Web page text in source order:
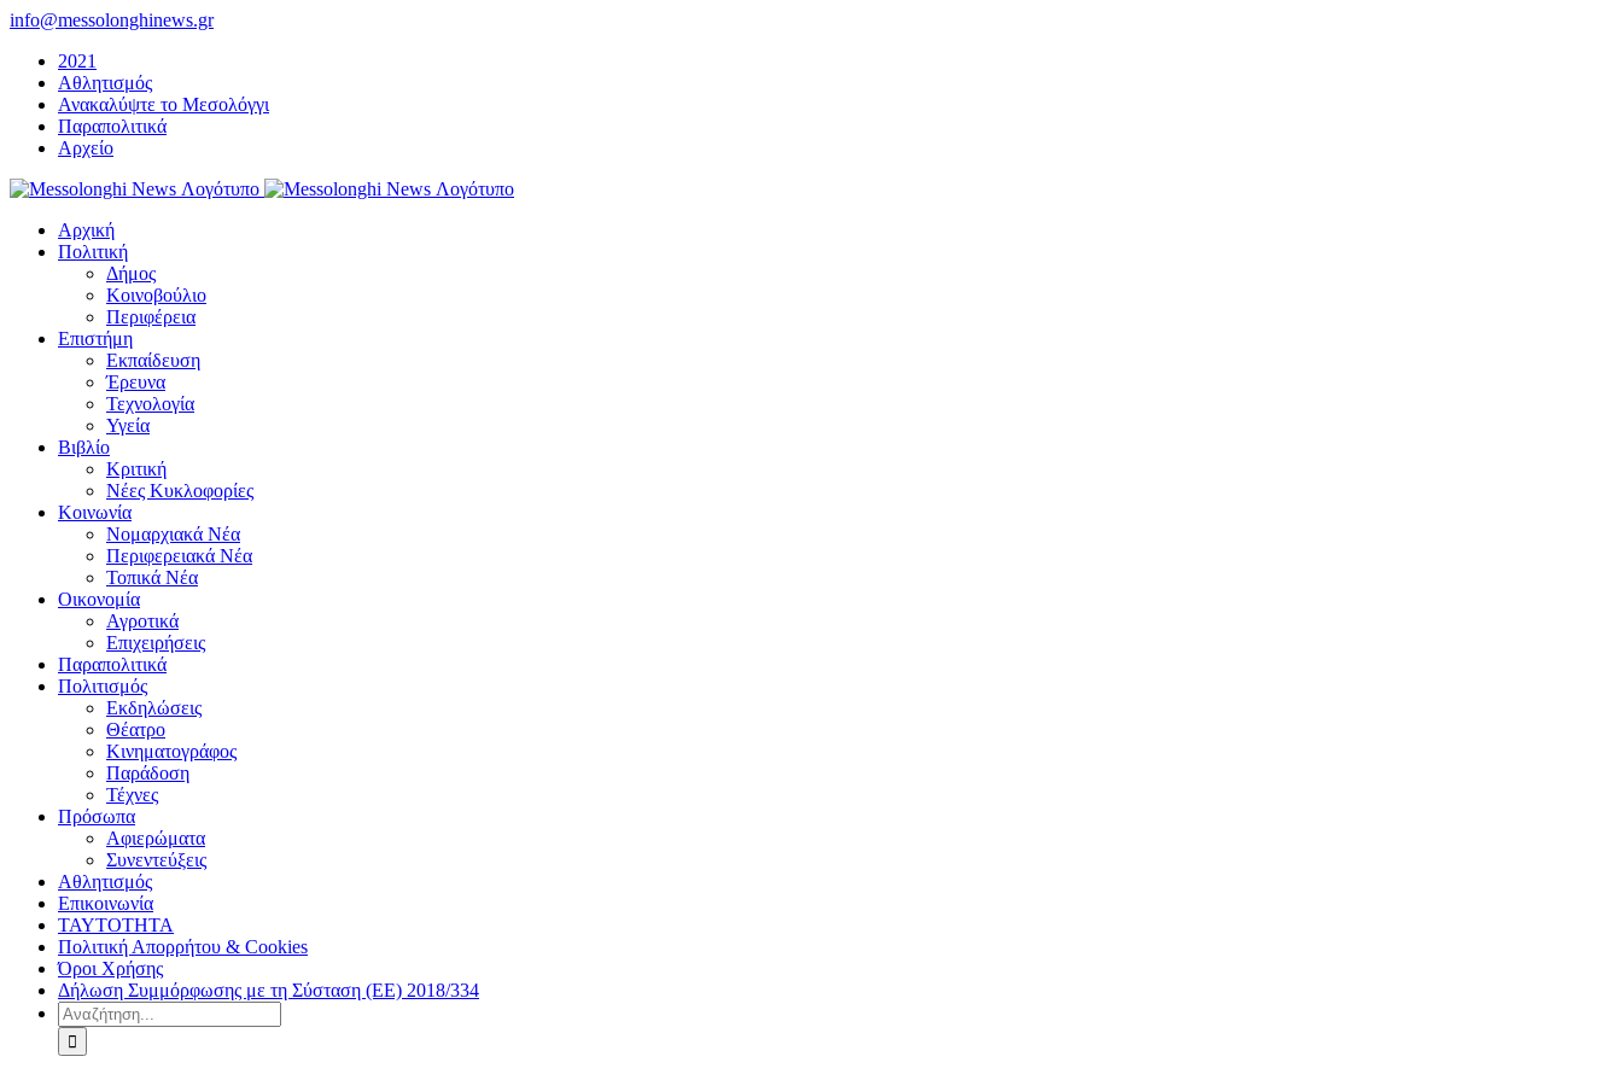
Μετάβαση
περιεχόμενο
info@messolonghinews.gr
2021
Αθλητισμός
Ανακαλύψτε το Μεσολόγγι
Παραπολιτικά
Αρχείο
Αρχική
Πολιτική
Δήμος
Κοινοβούλιο
Περιφέρεια
Επιστήμη
Εκπαίδευση
Έρευνα
Τεχνολογία
Υγεία
Βιβλίο
Κριτική
Νέες Κυκλοφορίες
Κοινωνία
Νομαρχιακά Νέα
Περιφερειακά Νέα
Τοπικά Νέα
Οικονομία
Αγροτικά
Επιχειρήσεις
Παραπολιτικά
Πολιτισμός
Εκδηλώσεις
Θέατρο
Κινηματογράφος
Παράδοση
Τέχνες
Πρόσωπα
Αφιερώματα
Συνεντεύξεις
Αθλητισμός
Επικοινωνία
ΤΑΥΤΟΤΗΤΑ
Πολιτική Απορρήτου & Cookies
Όροι Χρήσης
Δήλωση Συμμόρφωσης με τη Σύσταση (ΕΕ) 2018/334
Αναζήτηση
για: